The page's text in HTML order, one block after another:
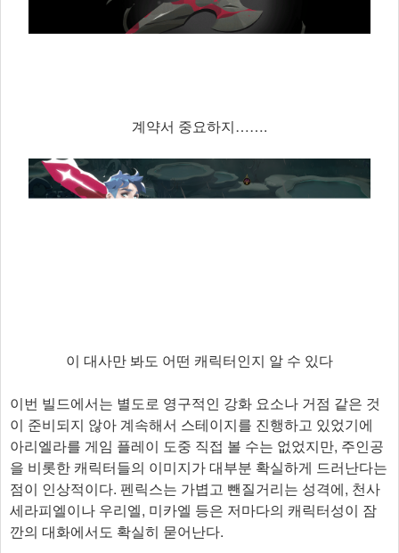
계약서 중요하지…​….​
이 대사만 봐도 어떤 캐릭터인지 알 수 있다
이번 빌드에서는 별도로 영구적인 강화 요소나 거점 같은 것
이 준비되지 않아 계속해서 스테이지를 진행하고 있었기에
아리엘라를 게임 플레이 도중 직접 볼 수는 없었지만, 주인공
을 비롯한 캐릭터들의 이미지가 대부분 확실하게 드러난다는
점이 인상적이다. 펜릭스는 가볍고 뺀질거리는 성격에, 천사
세라피엘이나 우리엘, 미카엘 등은 저마다의 캐릭터성이 잠
깐의 대화에서도 확실히 묻어난다.